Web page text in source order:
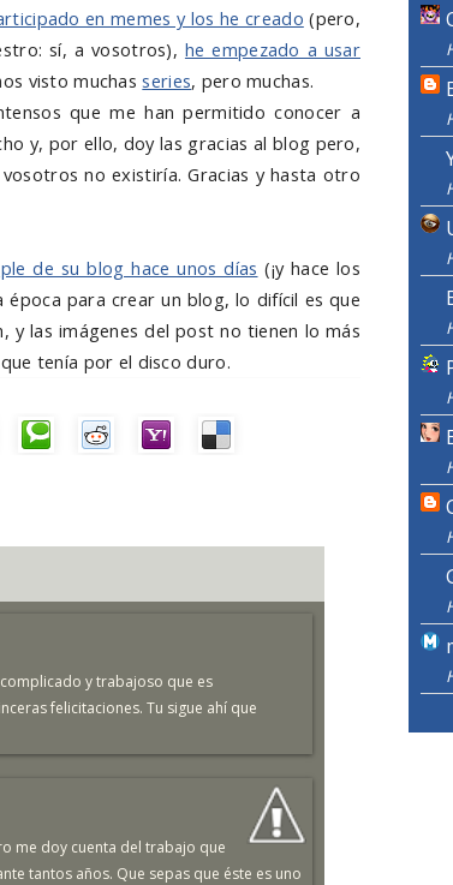
en memes y los he creado (pero,
sí, a vosotros), he empezado a usar
visto muchasseries, pero muchas.
que me han permitido conocer a
y, por ello, doy las gracias al blog pero,
no existiría. Gracias y hasta otro
de su blog hace unos días (¡y hace los
época para crear un blog, lo difícil es que
y las imágenes del post no tienen lo más
tenía por el disco duro.
y trabajoso que es
felicitaciones. Tu sigue ahí que
me doy cuenta del trabajo que
tantos años. Que sepas que éste es uno